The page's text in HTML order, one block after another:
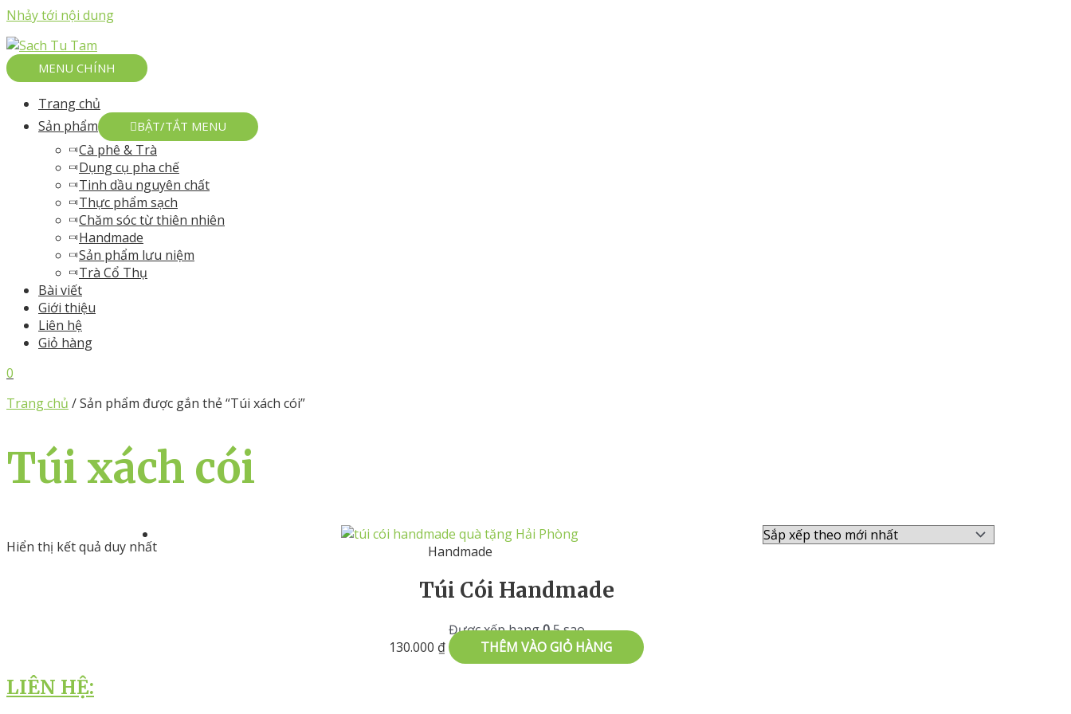
Nhảy tới nội dung
MENU CHÍNH
Trang chủ
Sản phẩm
BẬT/TẮT MENU
Cà phê & Trà
Dụng cụ pha chế
Tinh dầu nguyên chất
Thực phẩm sạch
Chăm sóc từ thiên nhiên
Handmade
Sản phẩm lưu niệm
Trà Cổ Thụ
Bài viết
Giới thiệu
Liên hệ
Giỏ hàng
0
Trang chủ / Sản phẩm được gắn thẻ “Túi xách cói”
Túi xách cói
Hiển thị kết quả duy nhất Handmade
Túi Cói Handmade
Được xếp hạng05 sao
130.000 ₫ THÊM VÀO GIỎ HÀNG
LIÊN HỆ: